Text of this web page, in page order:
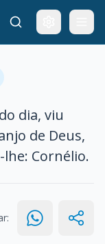
dia, viu
de Deus,
Cornélio.